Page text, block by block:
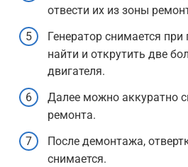
отвести их из зоны
Генератор снимается
найти и открутить две
двигателя.
Далее можно аккуратно
ремонта.
После демонтажа,
снимается.